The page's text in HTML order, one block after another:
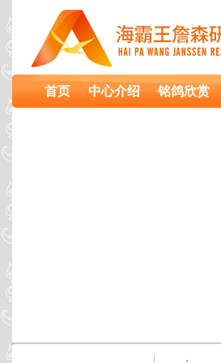
首页 中心介绍 铭鸽欣赏